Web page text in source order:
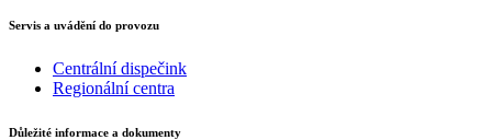
Servis a uvádění do provozu
Centrální dispečink
Regionální centra
Důležité informace a dokumenty